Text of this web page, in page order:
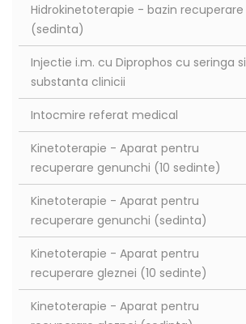
Hidrokinetoterapie - bazin recuperare
(sedinta)
Injectie i.m. cu Diprophos cu seringa si
substanta clinicii
Intocmire referat medical
Kinetoterapie - Aparat pentru
recuperare genunchi (10 sedinte)
Kinetoterapie - Aparat pentru
recuperare genunchi (sedinta)
Kinetoterapie - Aparat pentru
recuperare gleznei (10 sedinte)
Kinetoterapie - Aparat pentru